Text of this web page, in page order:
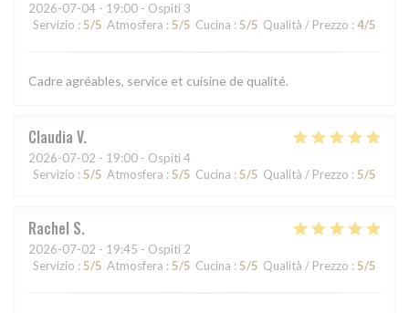
2026-07-04 - 19:00 - Ospiti 3
Servizio : 5/5 Atmosfera : 5/5 Cucina : 5/5 Qualità / Prezzo : 4/5
Cadre agréables, service et cuisine de qualité.
Claudia V
2026-07-02 - 19:00 - Ospiti 4
Servizio : 5/5 Atmosfera : 5/5 Cucina : 5/5 Qualità / Prezzo : 5/5
Rachel S
2026-07-02 - 19:45 - Ospiti 2
Servizio : 5/5 Atmosfera : 5/5 Cucina : 5/5 Qualità / Prezzo : 5/5